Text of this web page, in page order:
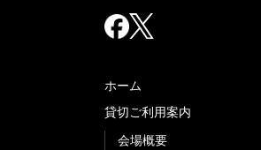
ホーム
貸切ご利用案内
会場概要